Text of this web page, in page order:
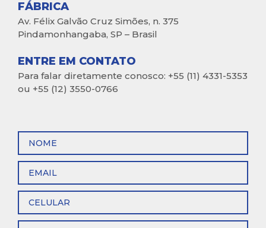
FÁBRICA
Av. Félix Galvão Cruz Simões, n. 375
Pindamonhangaba, SP – Brasil
ENTRE EM CONTATO
Para falar diretamente conosco: +55 (11) 4331-5353
ou +55 (12) 3550-0766